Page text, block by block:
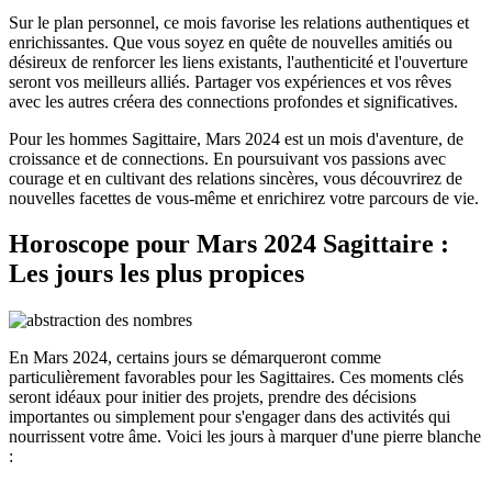
Sur le plan personnel, ce mois favorise les relations authentiques et
enrichissantes. Que vous soyez en quête de nouvelles amitiés ou
désireux de renforcer les liens existants, l'authenticité et l'ouverture
seront vos meilleurs alliés. Partager vos expériences et vos rêves
avec les autres créera des connections profondes et significatives.
Pour les hommes Sagittaire, Mars 2024 est un mois d'aventure, de
croissance et de connections. En poursuivant vos passions avec
courage et en cultivant des relations sincères, vous découvrirez de
nouvelles facettes de vous-même et enrichirez votre parcours de vie.
Horoscope pour Mars 2024 Sagittaire :
Les jours les plus propices
En Mars 2024, certains jours se démarqueront comme
particulièrement favorables pour les Sagittaires. Ces moments clés
seront idéaux pour initier des projets, prendre des décisions
importantes ou simplement pour s'engager dans des activités qui
nourrissent votre âme. Voici les jours à marquer d'une pierre blanche
: